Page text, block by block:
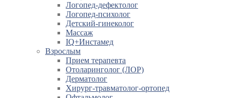
Логопед-дефектолог
Логопед-психолог
Детский-гинеколог
Массаж
IQ+Инстамед
Взрослым
Прием терапевта
Отоларинголог (ЛОР)
Дерматолог
Хирург-травматолог-ортопед